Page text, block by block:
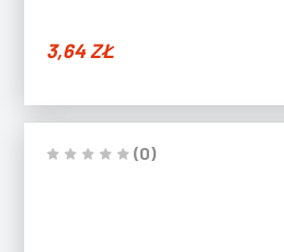
3,64ZŁ
(0)